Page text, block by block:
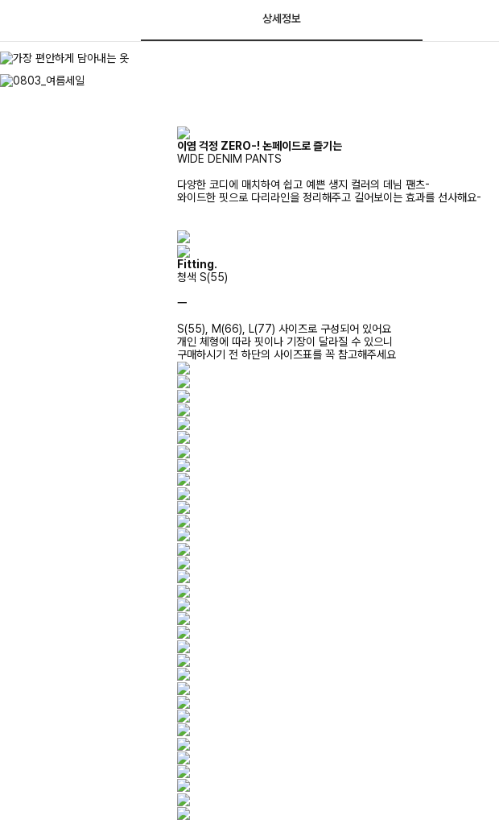
상세정보
이염 걱정 ZERO-! 논페이드로 즐기는
WIDE DENIM PANTS
다양한 코디에 매치하여 쉽고 예쁜 생지 컬러의 데님 팬츠-
와이드한 핏으로 다리라인을 정리해주고 길어보이는 효과를 선사해요-
Fitting.
청색 S(55)
ㅡ
S(55), M(66), L(77) 사이즈로 구성되어 있어요
개인 체형에 따라 핏이나 기장이 달라질 수 있으니
구매하시기 전 하단의 사이즈표를 꼭 참고해주세요